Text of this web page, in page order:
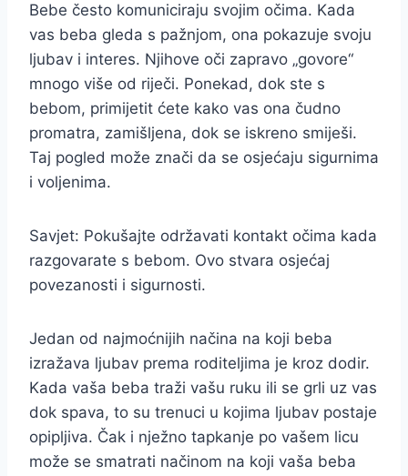
Bebe često komuniciraju svojim očima. Kada
vas beba gleda s pažnjom, ona pokazuje svoju
ljubav i interes. Njihove oči zapravo „govore“
mnogo više od riječi. Ponekad, dok ste s
bebom, primijetit ćete kako vas ona čudno
promatra, zamišljena, dok se iskreno smiješi.
Taj pogled može znači da se osjećaju sigurnima
i voljenima.
Savjet: Pokušajte održavati kontakt očima kada
razgovarate s bebom. Ovo stvara osjećaj
povezanosti i sigurnosti.
Jedan od najmoćnijih načina na koji beba
izražava ljubav prema roditeljima je kroz dodir.
Kada vaša beba traži vašu ruku ili se grli uz vas
dok spava, to su trenuci u kojima ljubav postaje
opipljiva. Čak i nježno tapkanje po vašem licu
može se smatrati načinom na koji vaša beba